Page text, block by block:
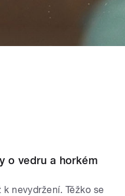
o vedru a horkém
nevydržení. Těžko se